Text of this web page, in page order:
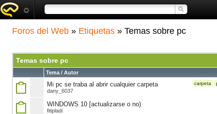
Foros del Web » Etiquetas » Temas sobre pc
Temas sobre pc
Tema / Autor
carpeta
Mi pc se traba al abrir cualquier carpeta
dany_6037
WINDOWS 10 [actualizarse o no)
fitipladi